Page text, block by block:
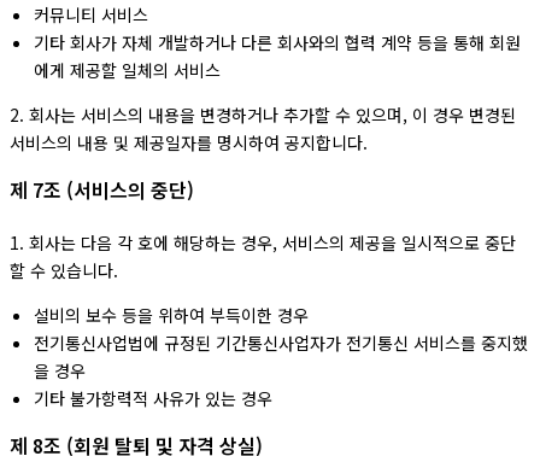
커뮤니티 서비스
기타 회사가 자체 개발하거나 다른 회사와의 협력 계약 등을 통해 회원
에게 제공할 일체의 서비스
2. 회사는 서비스의 내용을 변경하거나 추가할 수 있으며, 이 경우 변경된
서비스의 내용 및 제공일자를 명시하여 공지합니다.
제 7조 (서비스의 중단)
1. 회사는 다음 각 호에 해당하는 경우, 서비스의 제공을 일시적으로 중단
할 수 있습니다.
설비의 보수 등을 위하여 부득이한 경우
전기통신사업법에 규정된 기간통신사업자가 전기통신 서비스를 중지했
을 경우
기타 불가항력적 사유가 있는 경우
제 8조 (회원 탈퇴 및 자격 상실)